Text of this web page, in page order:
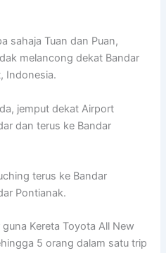
sahaja Tuan dan Puan,
melancong dekat Bandar
Indonesia.
jemput dekat Airport
dan terus ke Bandar
terus ke Bandar
Pontianak.
Kereta Toyota All New
5 orang dalam satu trip